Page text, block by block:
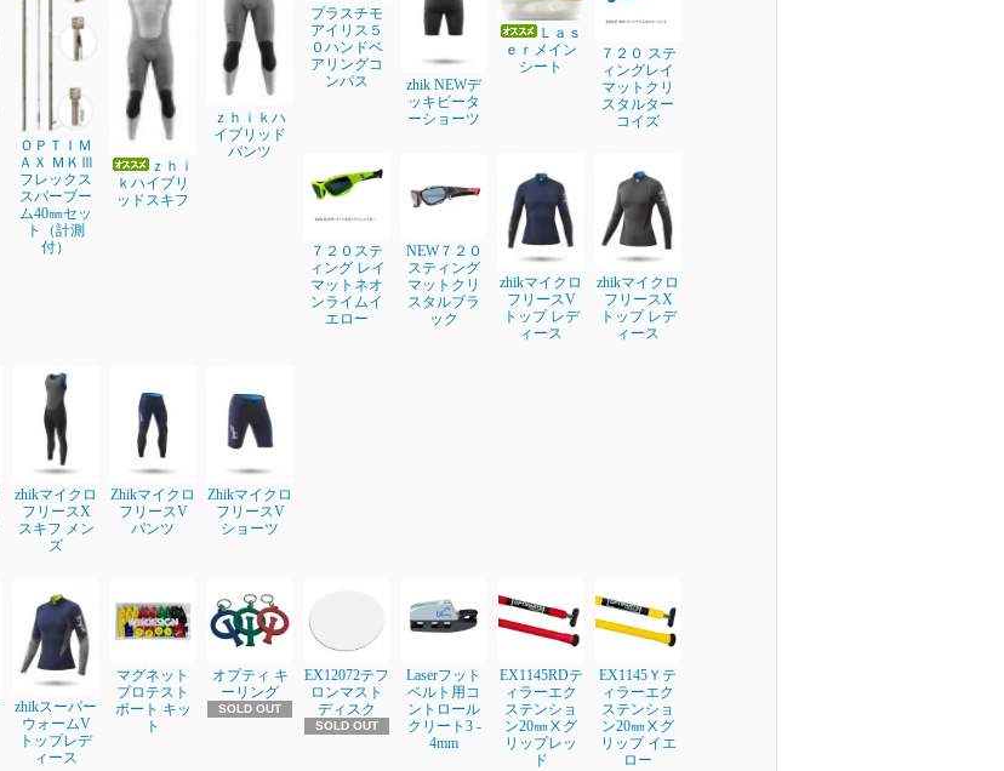
ＯＰＴＩＭ
ＡＸ ＭＫⅢ
フレックス
スパーブー
ム40㎜セッ
ト（計測
付）
ｚｈｉ
ｋハイブリ
ッドスキフ
ｚｈｉｋハ
イブリッド
パンツ
プラスチモ
アイリス５
０ハンドベ
アリングコ
ンパス
zhik NEWデ
ッキビータ
ーショーツ
Ｌａｓ
ｅｒメイン
シート
７２０ ステ
ィングレイ
マットクリ
スタルター
コイズ
７２０ステ
ィング レイ
マットネオ
ンライムイ
エロー
NEW７２０
スティング
マットクリ
スタルブラ
ック
zhikマイクロ
フリースV
トップ レデ
ィース
zhikマイクロ
フリースX
トップ レデ
ィース
zhikマイクロ
フリースX
スキフ メン
ズ
Zhikマイクロ
フリースV
パンツ
Zhikマイクロ
フリースV
ショーツ
zhikスーパー
ウォームV
トップレデ
ィース
マグネット
プロテスト
ボート キッ
ト
オプティ キ
ーリング
SOLD OUT
EX12072テフ
ロンマスト
ディスク
SOLD OUT
Laserフット
ベルト用コ
ントロール
クリート3 -
4mm
EX1145RDテ
ィラーエク
ステンショ
ン20㎜Ⅹグ
リップレッ
ド
EX1145Ｙテ
ィラーエク
ステンショ
ン20㎜Ⅹグ
リップ イエ
ロー